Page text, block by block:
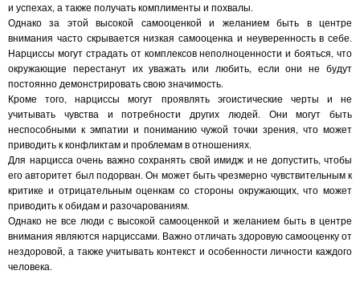
и успехах, а также получать комплименты и похвалы.
Однако за этой высокой самооценкой и желанием быть в центре
внимания часто скрывается низкая самооценка и неуверенность в себе.
Нарциссы могут страдать от комплексов неполноценности и бояться, что
окружающие перестанут их уважать или любить, если они не будут
постоянно демонстрировать свою значимость.
Кроме того, нарциссы могут проявлять эгоистические черты и не
учитывать чувства и потребности других людей. Они могут быть
неспособными к эмпатии и пониманию чужой точки зрения, что может
приводить к конфликтам и проблемам в отношениях.
Для нарцисса очень важно сохранять свой имидж и не допустить, чтобы
его авторитет был подорван. Он может быть чрезмерно чувствительным к
критике и отрицательным оценкам со стороны окружающих, что может
приводить к обидам и разочарованиям.
Однако не все люди с высокой самооценкой и желанием быть в центре
внимания являются нарциссами. Важно отличать здоровую самооценку от
нездоровой, а также учитывать контекст и особенности личности каждого
человека.